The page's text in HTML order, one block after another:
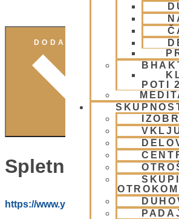
POTI 2
OTROKOM
Spletna Stran:
https://www.youtube.com/